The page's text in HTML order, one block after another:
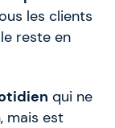
les clients
reste en
qui ne
mais est